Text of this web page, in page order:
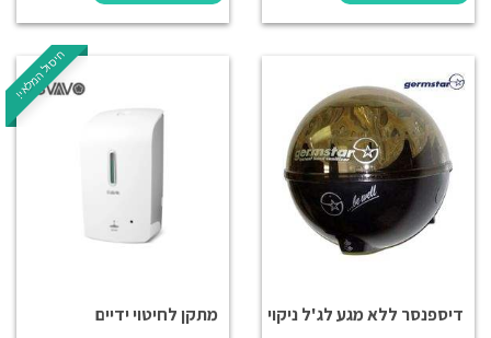
דיספנסר ללא מגע לג'ל ניקוי
חיסול המלאי!
מתקן לחיטוי ידיים